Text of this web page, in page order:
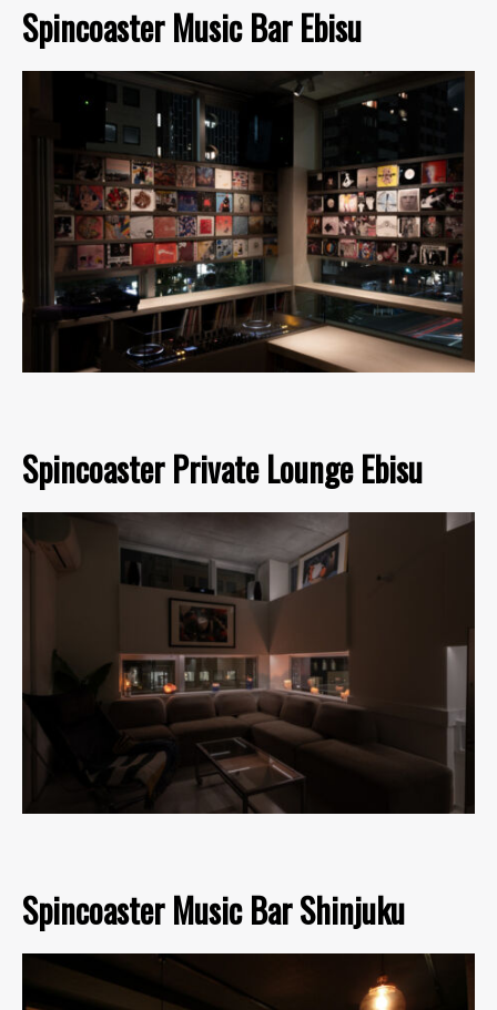
Spincoaster Music Bar Ebisu
Spincoaster Private Lounge Ebisu
Spincoaster Music Bar Shinjuku